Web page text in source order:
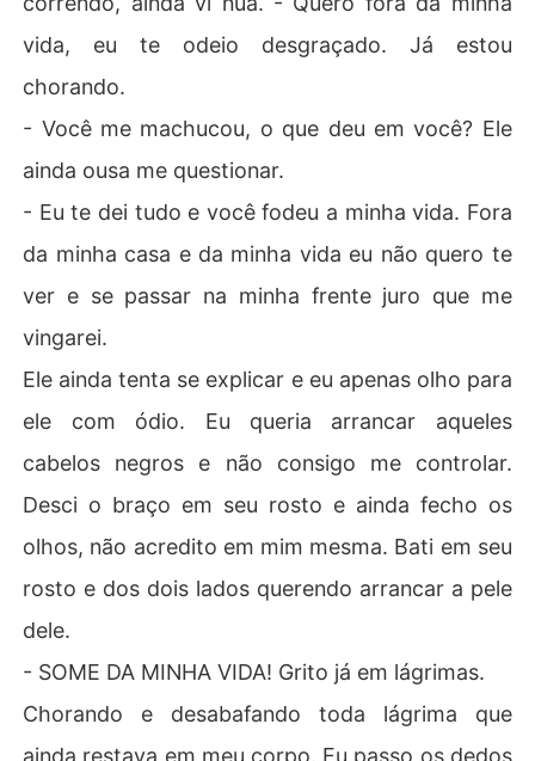
vida, eu te odeio desgraçado. Já estou
chorando.
- Você me machucou, o que deu em você? Ele
ainda ousa me questionar.
- Eu te dei tudo e você fodeu a minha vida. Fora
da minha casa e da minha vida eu não quero te
ver e se passar na minha frente juro que me
vingarei.
Ele ainda tenta se explicar e eu apenas olho para
ele com ódio. Eu queria arrancar aqueles
cabelos negros e não consigo me controlar.
Desci o braço em seu rosto e ainda fecho os
olhos, não acredito em mim mesma. Bati em seu
rosto e dos dois lados querendo arrancar a pele
dele.
- SOME DA MINHA VIDA! Grito já em lágrimas.
Chorando e desabafando toda lágrima que
ainda restava em meu corpo. Eu passo os dedos